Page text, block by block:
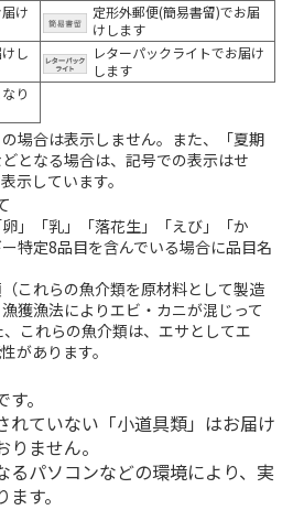
け
定形外郵便(簡易書留)でお届
けします
し
レターパックライトでお届け
します
り
場合は表示しません。また、「夏期
となる場合は、記号での表示はせ
示しています。
」「乳」「落花生」「えび」「か
特定8品目を含んでいる場合に品目名
これらの魚介類を原材料として製造
獲漁法によりエビ・カニが混じって
これらの魚介類は、エサとしてエ
があります。
。
れていない「小道具類」はお届け
ません。
るパソコンなどの環境により、実
す。